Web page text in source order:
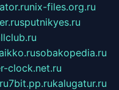
nix-files.org.ru
sputnikyes.ru
sobakopedia.ru
clock.net.ru
7bit.pp.rukalugatur.ru